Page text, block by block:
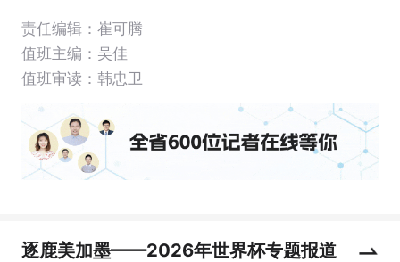
责任编辑：崔可腾
值班主编： 吴佳
值班审读：韩忠卫
逐鹿美加墨——2026年世界杯专题报道